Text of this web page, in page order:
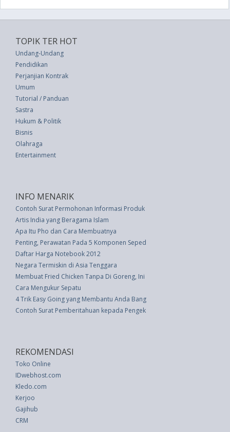
TOPIK TER HOT
Undang-Undang
Pendidikan
Perjanjian Kontrak
Umum
Tutorial / Panduan
Sastra
Hukum & Politik
Bisnis
Olahraga
Entertainment
INFO MENARIK
Contoh Surat Permohonan Informasi Produk
Artis India yang Beragama Islam
Apa Itu Pho dan Cara Membuatnya
Penting, Perawatan Pada 5 Komponen Sepeda Motor Saat Hujan
Daftar Harga Notebook 2012
Negara Termiskin di Asia Tenggara
Membuat Fried Chicken Tanpa Di Goreng, Ini Rahasianya!
Cara Mengukur Sepatu
4 Trik Easy Going yang Membantu Anda Bangkit dari Stres dengan Cepat
Contoh Surat Pemberitahuan kepada Pengekspor Mengenai Pembukaan
REKOMENDASI
Toko Online
IDwebhost.com
Kledo.com
Kerjoo
Gajihub
CRM